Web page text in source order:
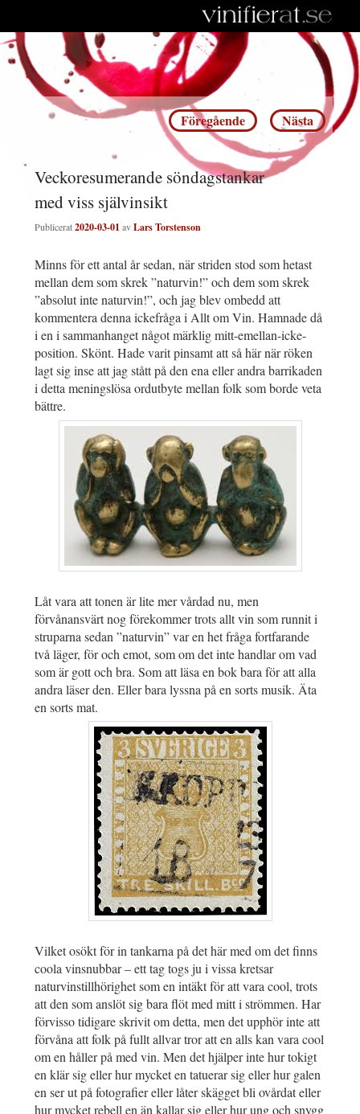
Inläggsnavigering
Föregående Nästa
Veckoresumerande söndagstankar
med viss självinsikt
Publicerat2020-03-01 avLars Torstenson
Minns för ett antal år sedan, när striden stod som hetast
mellan dem som skrek ”naturvin!” och dem som skrek
”absolut inte naturvin!”, och jag blev ombedd att
kommentera denna ickefråga i Allt om Vin. Hamnade då
i en i sammanhanget något märklig mitt-emellan-icke-
position. Skönt. Hade varit pinsamt att så här när röken
lagt sig inse att jag stått på den ena eller andra barrikaden
i detta meningslösa ordutbyte mellan folk som borde veta
bättre.
Låt vara att tonen är lite mer vårdad nu, men
förvånansvärt nog förekommer trots allt vin som runnit i
struparna sedan ”naturvin” var en het fråga fortfarande
två läger, för och emot, som om det inte handlar om vad
som är gott och bra. Som att läsa en bok bara för att alla
andra läser den. Eller bara lyssna på en sorts musik. Äta
en sorts mat.
Vilket osökt för in tankarna på det här med om det finns
coola vinsnubbar – ett tag togs ju i vissa kretsar
naturvinstillhörighet som en intäkt för att vara cool, trots
att den som anslöt sig bara flöt med mitt i strömmen. Har
förvisso tidigare skrivit om detta, men det upphör inte att
förvåna att folk på fullt allvar tror att en alls kan vara cool
om en håller på med vin. Men det hjälper inte hur tokigt
en klär sig eller hur mycket en tatuerar sig eller hur galen
en ser ut på fotografier eller låter skägget bli ovårdat eller
hur mycket rebell en än kallar sig eller hur ung och snygg